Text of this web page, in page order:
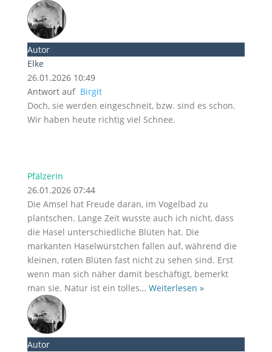
Autor
Elke
26.01.2026 10:49
Antwort auf Birgit
Doch, sie werden eingeschneit, bzw. sind es schon.
Wir haben heute richtig viel Schnee.
Pfälzerin
26.01.2026 07:44
Die Amsel hat Freude daran, im Vogelbad zu
plantschen. Lange Zeit wusste auch ich nicht, dass
die Hasel unterschiedliche Blüten hat. Die
markanten Haselwürstchen fallen auf, während die
kleinen, roten Blüten fast nicht zu sehen sind. Erst
wenn man sich näher damit beschäftigt, bemerkt
man sie. Natur ist ein tolles… Weiterlesen »
Autor